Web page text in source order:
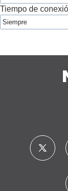
Tiempo de